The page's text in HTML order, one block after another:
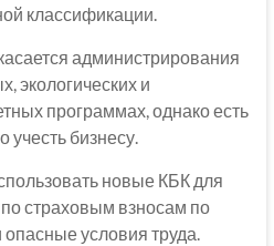
классификации.
администрирования
экологических и
программах, однако есть
учесть бизнесу.
новые КБК для
страховым взносам по
условия труда.